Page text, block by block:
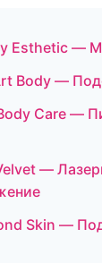
Esthetic —
Body —
Care —
—
Skin —